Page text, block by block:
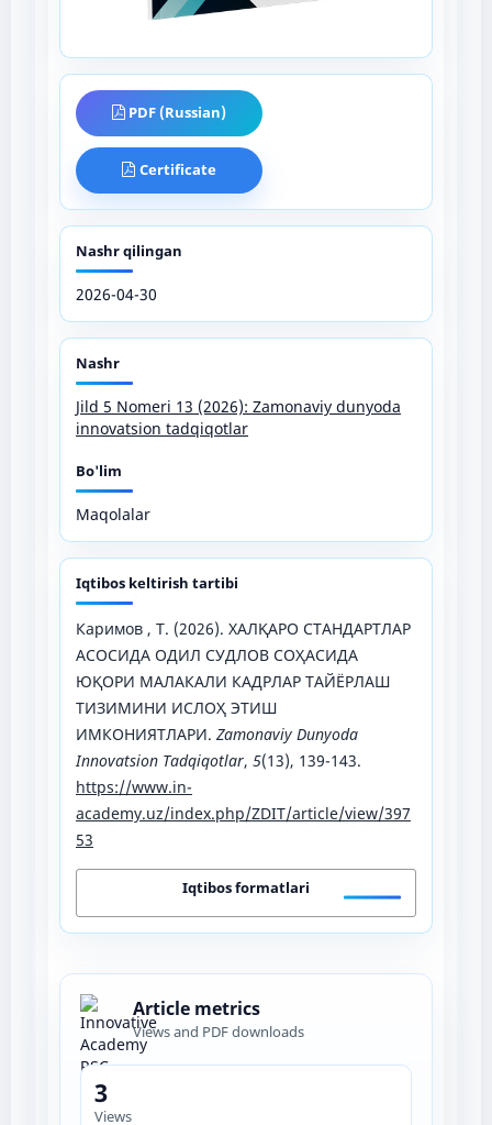
PDF (Russian)
Certificate
Nashr qilingan
2026-04-30
Nashr
Jild 5 Nomeri 13 (2026): Zamonaviy dunyoda
innovatsion tadqiqotlar
Bo'lim
Maqolalar
Iqtibos keltirish tartibi
Каримов , Т. (2026). ХАЛҚАРО СТАНДАРТЛАР
АСОСИДА ОДИЛ СУДЛОВ СОҲАСИДА
ЮҚОРИ МАЛАКАЛИ КАДРЛАР ТАЙЁРЛАШ
ТИЗИМИНИ ИСЛОҲ ЭТИШ
ИМКОНИЯТЛАРИ. Zamonaviy Dunyoda
Innovatsion Tadqiqotlar, 5(13), 139-143.
https://www.in-
academy.uz/index.php/ZDIT/article/view/397
53
Iqtibos formatlari
Article metrics
Views and PDF downloads
3
Views